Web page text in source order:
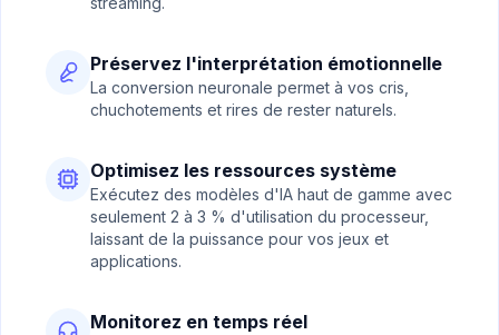
Préservez l'interprétation émotionnelle
La conversion neuronale permet à vos cris,
chuchotements et rires de rester naturels.
Optimisez les ressources système
Exécutez des modèles d'IA haut de gamme avec
seulement 2 à 3 % d'utilisation du processeur,
laissant de la puissance pour vos jeux et
applications.
Monitorez en temps réel